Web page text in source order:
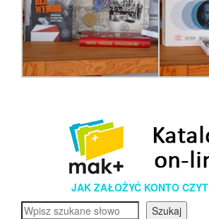
JAK ZAŁOŻYĆ KONTO
Szukaj
Szukaj